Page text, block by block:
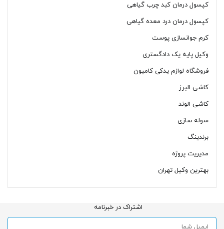
کپسول درمان کبد چرب گیاهی
کپسول درمان درد معده گیاهی
کرم جوانسازی پوست
وکیل پایه یک دادگستری
فروشگاه لوازم یدکی کامیون
کاشی البرز
کاشی الوند
سوله سازی
برندینگ
مدیریت پروژه
بهترین وکیل تهران
اشتراک در خبرنامه